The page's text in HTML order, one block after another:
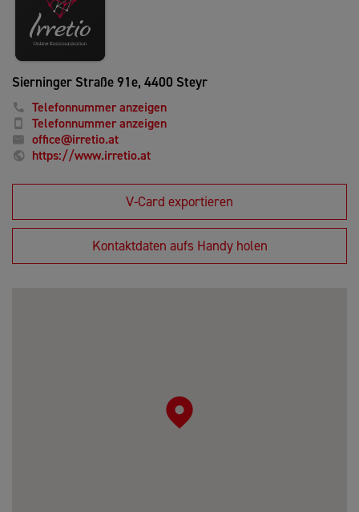
Sierninger Straße 91e, 4400 Steyr
Telefonnummer anzeigen
Telefonnummer anzeigen
office@irretio.at
https://www.irretio.at
V-Card exportieren
Kontaktdaten aufs Handy holen